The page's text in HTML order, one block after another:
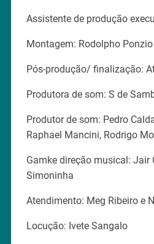
Assistente de produção
Montagem: Rodolpho Ponzio
Pós-produção/ finalização:
Produtora de som: S de
Produtor de som: Pedro
Raphael Mancini, Rodrigo
Gamke direção musical: Jair
Simoninha
Atendimento: Meg Ribeiro e
Locução: Ivete Sangalo